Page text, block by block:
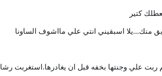
كتير
منك...يلا اسبقيني انتي علي مااشوف الساونا
علي وجنتها بخفه قبل ان يغادرها.استغربت رشا